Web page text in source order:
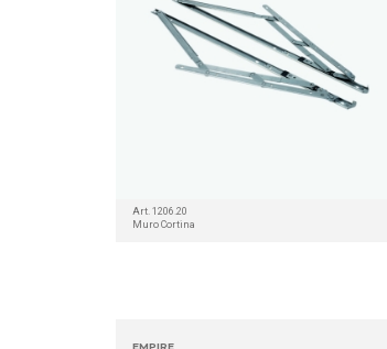
Art. 1206.20
Muro Cortina
EMPIRE